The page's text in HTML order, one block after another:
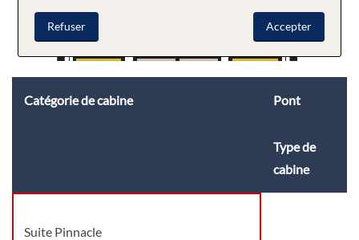
Catégorie de cabine Pont
Type de
cabine
Suite Pinnacle
Accepter
Refuser